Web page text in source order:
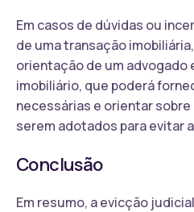
Em casos de dúvidas ou
de uma transação
orientação de um
imobiliário, que poderá
necessárias e orientar
serem adotados para evitar
Conclusão
Em resumo, a evicção